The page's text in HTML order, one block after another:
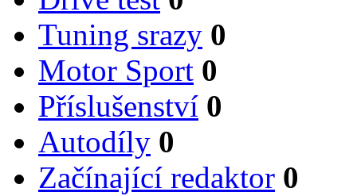
Tuning srazy 0
Motor Sport 0
Příslušenství 0
Autodíly 0
Začínající redaktor 0